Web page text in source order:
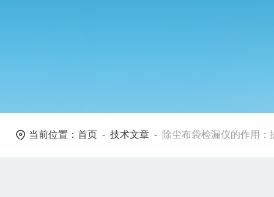
当前位置： 首页 - 技术文章 - 除尘布袋检漏仪的作用：